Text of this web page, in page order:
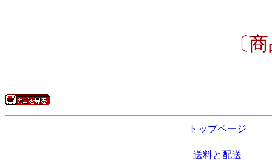
〔
トップページ
送料と配送